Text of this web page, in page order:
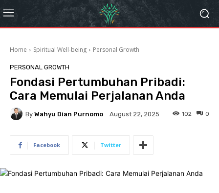
Home Spiritual Well-being Personal Growth
PERSONAL GROWTH
Fondasi Pertumbuhan Pribadi:
Cara Memulai Perjalanan Anda
By Wahyu Dian Purnomo August 22, 2025 0
102
Facebook Twitter